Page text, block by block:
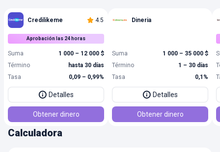
Credilikeme 4.5
Aprobación las 24 horas
Suma
1 000 – 12 000 $
Término
hasta 30 días
Tasa
0,09 – 0,99%
Detalles
Obtener dinero
Dineria
Suma
1 000 – 35 000 $
Término
1 – 30 días
Tasa
0,1%
Detalles
Obtener dinero
Calculadora